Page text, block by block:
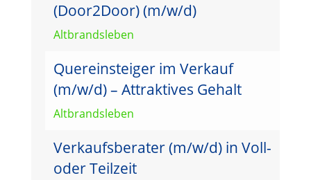
(Door2Door) (m/w/d)
Altbrandsleben
Quereinsteiger im Verkauf
(m/w/d) – Attraktives Gehalt
Altbrandsleben
Verkaufsberater (m/w/d) in Voll-
oder Teilzeit